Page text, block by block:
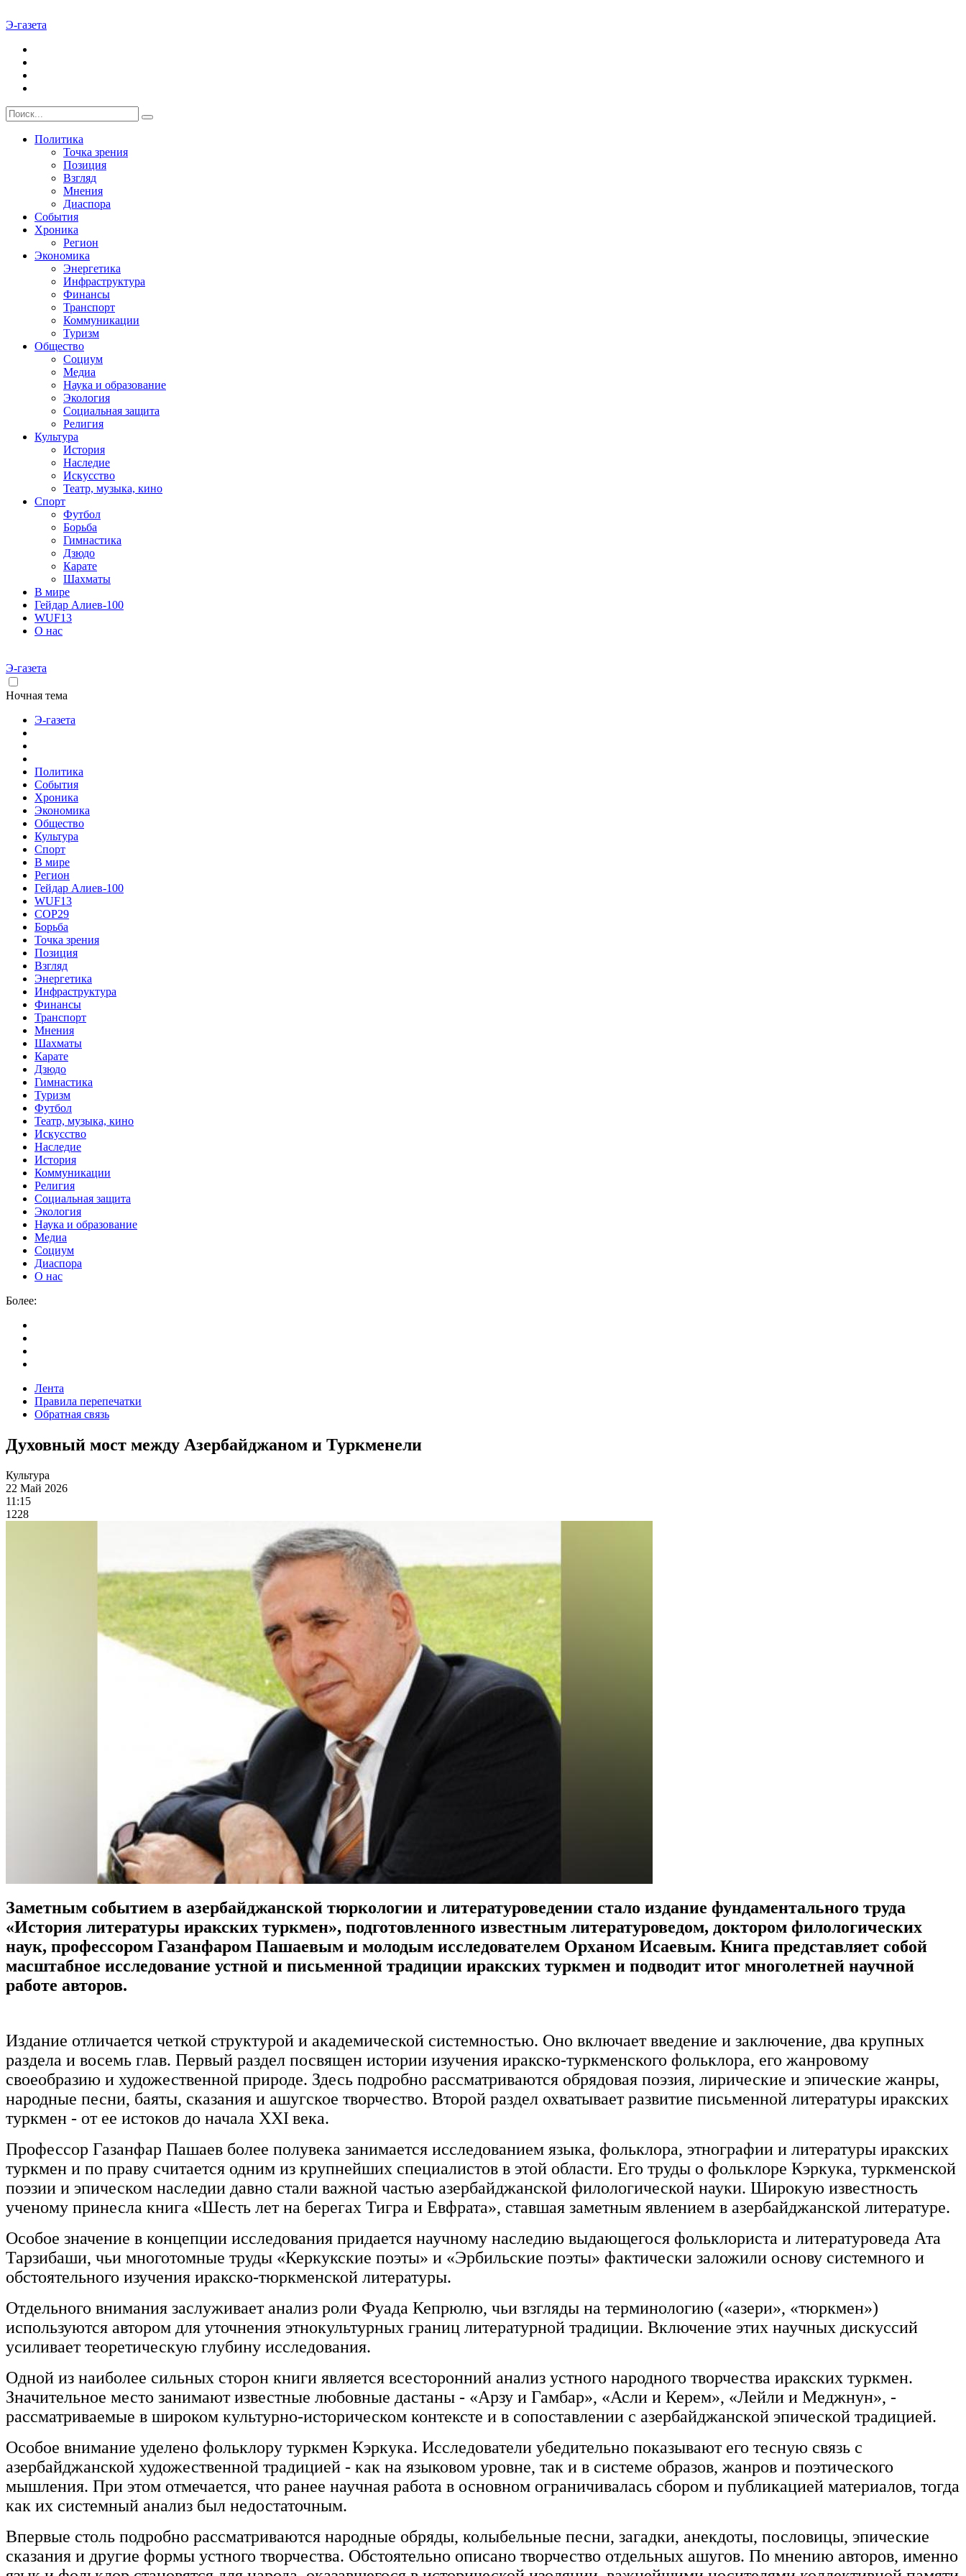
Э-газета
Политика
Точка зрения
Позиция
Взгляд
Мнения
Диаспора
События
Хроника
Регион
Экономика
Энергетика
Инфраструктура
Финансы
Транспорт
Коммуникации
Туризм
Общество
Социум
Медиа
Наука и образование
Экология
Социальная защита
Религия
Культура
История
Наследие
Искусство
Театр, музыка, кино
Спорт
Футбол
Борьба
Гимнастика
Дзюдо
Карате
Шахматы
В мире
Гейдар Алиев-100
WUF13
О нас
Э-газета
Ночная тема
Э-газета
Политика
События
Хроника
Экономика
Общество
Культура
Спорт
В мире
Регион
Гейдар Алиев-100
WUF13
COP29
Борьба
Точка зрения
Позиция
Взгляд
Энергетика
Инфраструктура
Финансы
Транспорт
Мнения
Шахматы
Карате
Дзюдо
Гимнастика
Туризм
Футбол
Театр, музыка, кино
Искусство
Наследие
История
Коммуникации
Религия
Социальная защита
Экология
Наука и образование
Медиа
Социум
Диаспора
О нас
Более:
Лента
Правила перепечатки
Обратная связь
Духовный мост между Азербайджаном и Туркменели
Культура
22 Май 2026
11:15
1228
Заметным событием в азербайджанской тюркологии и литературо­ведении стало издание фундаментального труда
«История литературы иракских туркмен», подготовленного известным литературоведом, доктором филологических
наук, профессором Газанфаром Пашаевым и молодым исследователем Орханом Исаевым. Книга представляет собой
масштабное исследование устной и письменной традиции иракских туркмен и подводит итог многолетней научной
работе авторов.
Издание отличается четкой структурой и академической системностью. Оно включает введение и заключение, два крупных
раздела и восемь глав. Первый раздел посвящен истории изучения иракско-туркменского фольклора, его жанровому
своеобразию и художественной природе. Здесь подробно рассматриваются обрядовая поэзия, лирические и эпические жанры,
народные песни, баяты, сказания и ашугское творчество. Второй раздел охватывает развитие письменной литературы иракских
туркмен - от ее истоков до начала XXIвека.
Профессор Газанфар Пашаев более полувека занимается исследованием языка, фольклора, этнографии и литературы иракских
туркмен и по праву считается одним из крупнейших специалистов в этой области. Его труды о фольклоре Кэркука, туркменской
поэзии и эпическом наследии давно стали важной частью азербайджанской филологической науки. Широкую известность
ученому принесла книга «Шесть лет на берегах Тигра и Евфрата», ставшая заметным явлением в азербайджанской литературе.
Особое значение в концепции исследования придается научному наследию выдающегося фольклориста и литературоведа Ата
Тарзибаши, чьи многотомные труды «Керкукские поэты» и «Эрбильские поэты» фактически заложили основу системного и
обстоятельного изучения иракско-тюркменской литературы.
Отдельного внимания заслуживает анализ роли Фуада Кепрюлю, чьи взгляды на терминологию («азери», «тюркмен»)
используются автором для уточнения этнокультурных границ литературной традиции. Включение этих научных дискуссий
усиливает теоретическую глубину исследования.
Одной из наиболее сильных сторон книги является всесторонний анализ устного народного творчества иракских туркмен.
Значительное место занимают известные любовные дастаны - «Арзу и Гамбар», «Асли и Керем», «Лейли и Меджнун», -
рассматриваемые в широком культурно-историческом контексте и в сопоставлении с азербай­джанской эпической традицией.
Особое внимание уделено фольклору туркмен Кэркука. Исследователи убедительно показывают его тесную связь с
азербайджанской художественной традицией - как на языковом уровне, так и в системе образов, жанров и поэтического
мышления. При этом отмечается, что ранее научная работа в основном ограничивалась сбором и публикацией материалов, тогда
как их системный анализ был недостаточным.
Впервые столь подробно рассматриваются народные обряды, колыбельные песни, загадки, анекдоты, пословицы, эпические
сказания и другие формы устного творчества. Обстоятельно описано творчество отдельных ашугов. По мнению авторов, именно